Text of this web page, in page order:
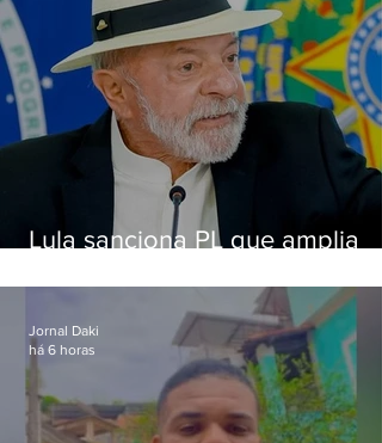
Lula sanciona PL que amplia
crianças
Jornal Daki
há 6 horas